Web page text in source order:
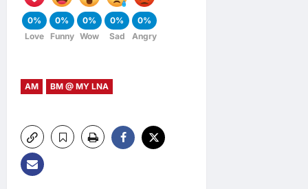
0%
Love
0%
Funny
0%
Wow
0%
Sad
0%
Angry
AM BM @ MY LNA